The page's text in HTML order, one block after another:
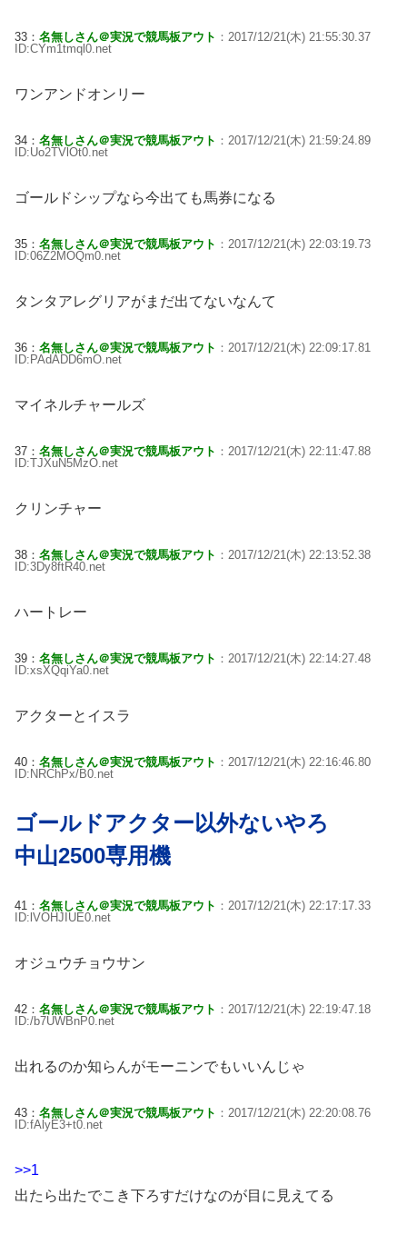
33： 名無しさん＠実況で競馬板アウト ：2017/12/21(木) 21:55:30.37
ID:CYm1tmql0.net
ワンアンドオンリー
34： 名無しさん＠実況で競馬板アウト ：2017/12/21(木) 21:59:24.89
ID:Uo2TVlOt0.net
ゴールドシップなら今出ても馬券になる
35： 名無しさん＠実況で競馬板アウト ：2017/12/21(木) 22:03:19.73
ID:06Z2MOQm0.net
タンタアレグリアがまだ出てないなんて
36： 名無しさん＠実況で競馬板アウト ：2017/12/21(木) 22:09:17.81
ID:PAdADD6mO.net
マイネルチャールズ
37： 名無しさん＠実況で競馬板アウト ：2017/12/21(木) 22:11:47.88
ID:TJXuN5MzO.net
クリンチャー
38： 名無しさん＠実況で競馬板アウト ：2017/12/21(木) 22:13:52.38
ID:3Dy8ftR40.net
ハートレー
39： 名無しさん＠実況で競馬板アウト ：2017/12/21(木) 22:14:27.48
ID:xsXQqiYa0.net
アクターとイスラ
40： 名無しさん＠実況で競馬板アウト ：2017/12/21(木) 22:16:46.80
ID:NRChPx/B0.net
ゴールドアクター以外ないやろ
中山2500専用機
41： 名無しさん＠実況で競馬板アウト ：2017/12/21(木) 22:17:17.33
ID:lVOHJIUE0.net
オジュウチョウサン
42： 名無しさん＠実況で競馬板アウト ：2017/12/21(木) 22:19:47.18
ID:/b7UWBnP0.net
出れるのか知らんがモーニンでもいいんじゃ
43： 名無しさん＠実況で競馬板アウト ：2017/12/21(木) 22:20:08.76
ID:fAlyE3+t0.net
>>1
出たら出たでこき下ろすだけなのが目に見えてる